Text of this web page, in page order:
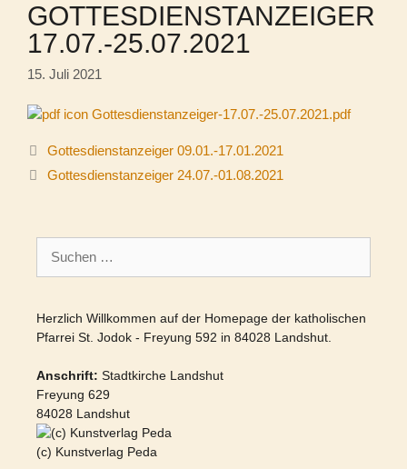
GOTTESDIENSTANZEIGER
17.07.-25.07.2021
15. Juli 2021
Gottesdienstanzeiger-17.07.-25.07.2021.pdf
Gottesdienstanzeiger 09.01.-17.01.2021
Gottesdienstanzeiger 24.07.-01.08.2021
nach:
Herzlich Willkommen auf der Homepage der katholischen
Pfarrei St. Jodok - Freyung 592 in 84028 Landshut.
Anschrift: Stadtkirche Landshut
Freyung 629
84028 Landshut
(c) Kunstverlag Peda